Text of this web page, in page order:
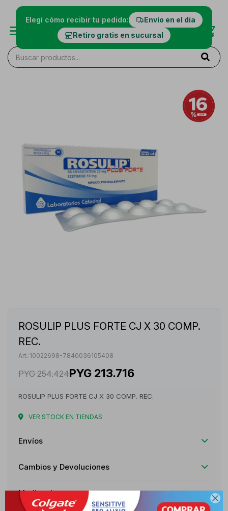

Elegí cómo recibir tu pedido:
Envío en el día
Retiro gratis en sucursal
ROSULIP PLUS FORTE CJ X 30 COMP.
REC.
10022698-7840036105408
PYG 254.424PYG 213.716
ROSULIP PLUS FORTE CJ X 30 COMP. REC.
VER STOCK EN TIENDAS
Envíos
Cambios y Devoluciones
Medios de pago